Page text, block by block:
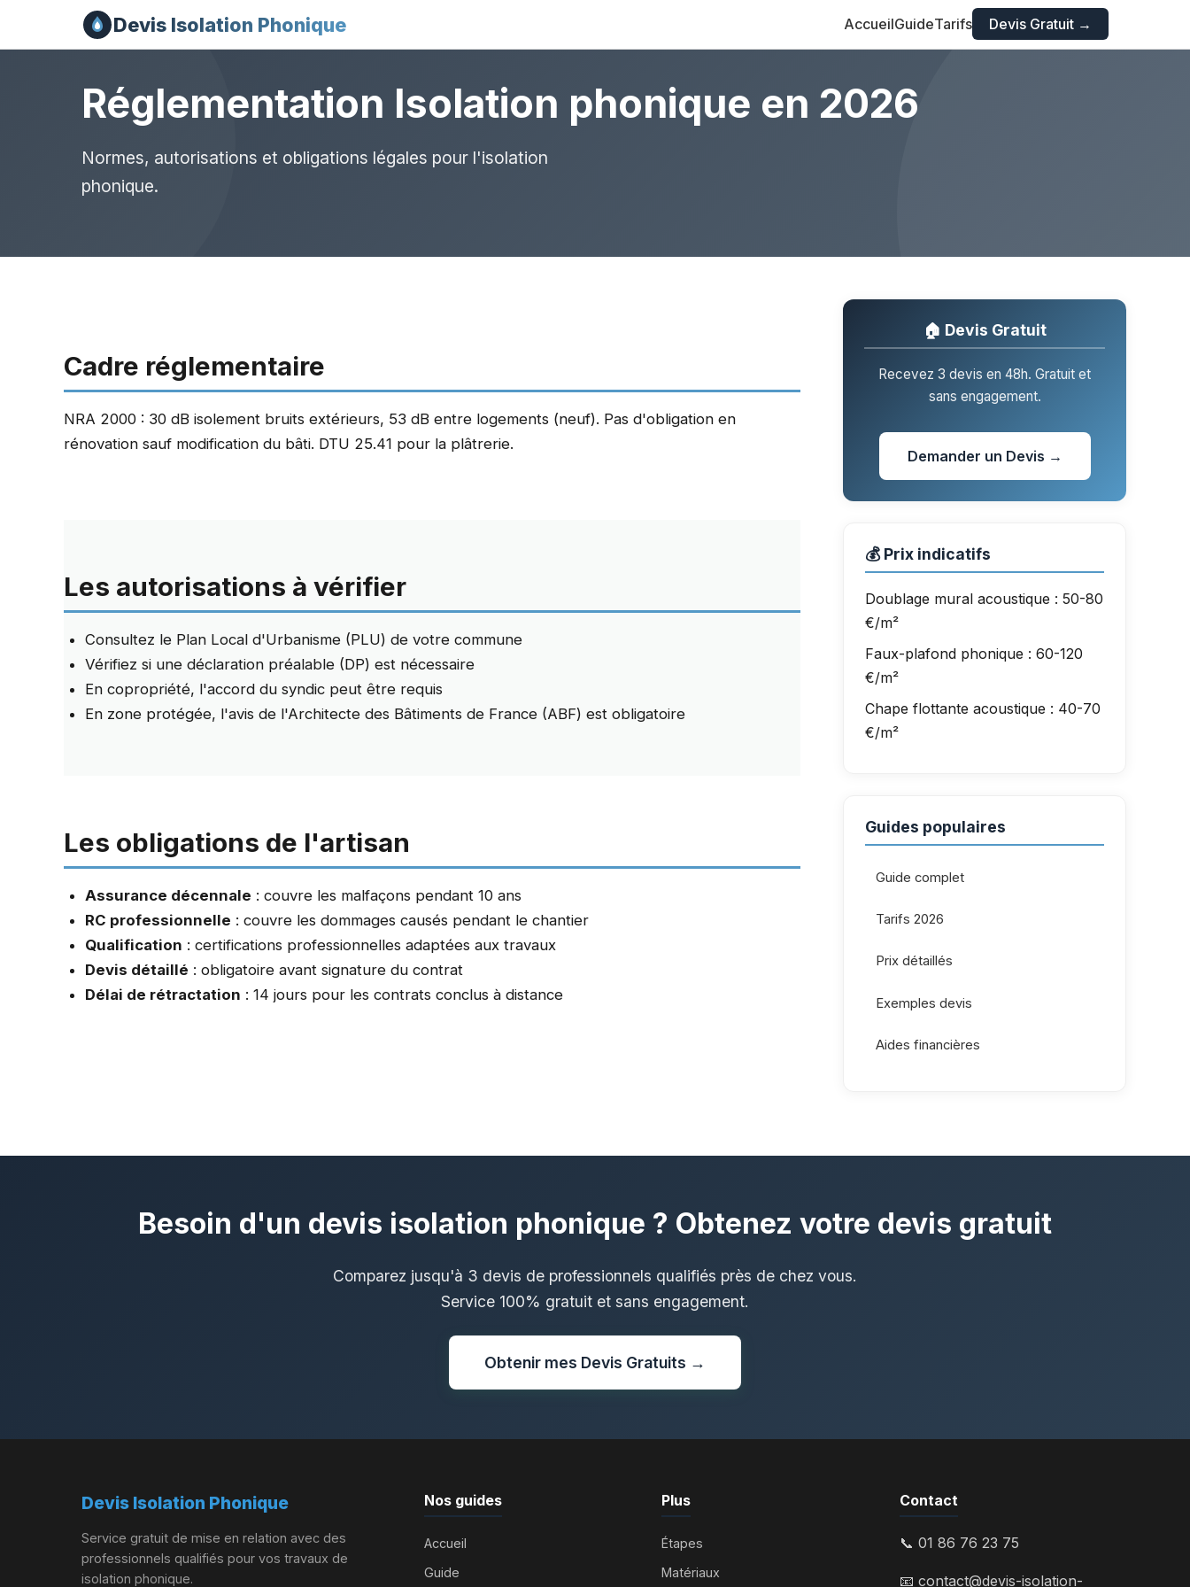
Devis Isolation Phonique AccueilGuideTarifs Devis Gratuit →
Réglementation Isolation phonique en 2026
Normes, autorisations et obligations légales pour l'isolation
phonique.
Cadre réglementaire
NRA 2000 : 30 dB isolement bruits extérieurs, 53 dB entre logements (neuf). Pas d'obligation en
rénovation sauf modification du bâti. DTU 25.41 pour la plâtrerie.
Les autorisations à vérifier
Consultez le Plan Local d'Urbanisme (PLU) de votre commune
Vérifiez si une déclaration préalable (DP) est nécessaire
En copropriété, l'accord du syndic peut être requis
En zone protégée, l'avis de l'Architecte des Bâtiments de France (ABF) est obligatoire
Les obligations de l'artisan
Assurance décennale : couvre les malfaçons pendant 10 ans
RC professionnelle : couvre les dommages causés pendant le chantier
Qualification : certifications professionnelles adaptées aux travaux
Devis détaillé : obligatoire avant signature du contrat
Délai de rétractation : 14 jours pour les contrats conclus à distance
🏠 Devis Gratuit
Recevez 3 devis en 48h. Gratuit et
sans engagement.
Demander un Devis →
💰 Prix indicatifs
Doublage mural acoustique : 50-80
€/m²
Faux-plafond phonique : 60-120
€/m²
Chape flottante acoustique : 40-70
€/m²
Guides populaires
Guide complet
Tarifs 2026
Prix détaillés
Exemples devis
Aides financières
Besoin d'un devis isolation phonique ? Obtenez votre devis gratuit
Comparez jusqu'à 3 devis de professionnels qualifiés près de chez vous.
Service 100% gratuit et sans engagement.
Obtenir mes Devis Gratuits →
Devis Isolation Phonique
Service gratuit de mise en relation avec des
professionnels qualifiés pour vos travaux de
isolation phonique.
Nos guides
Accueil
Guide
Plus
Étapes
Matériaux
Contact
📞 01 86 76 23 75
📧 contact@devis-isolation-